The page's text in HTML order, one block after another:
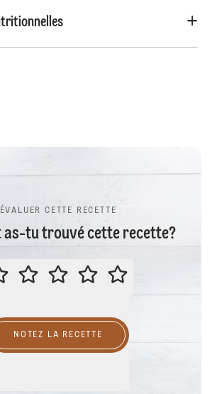
ÉVALUER CETTE RECETTE
as-tu trouvé cette recette?
ÉVALUER CETTE RECETTE
NOTEZ LA RECETTE